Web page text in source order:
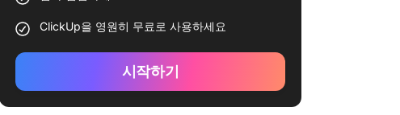
ClickUp을 영원히 무료로 사용하세요
시작하기